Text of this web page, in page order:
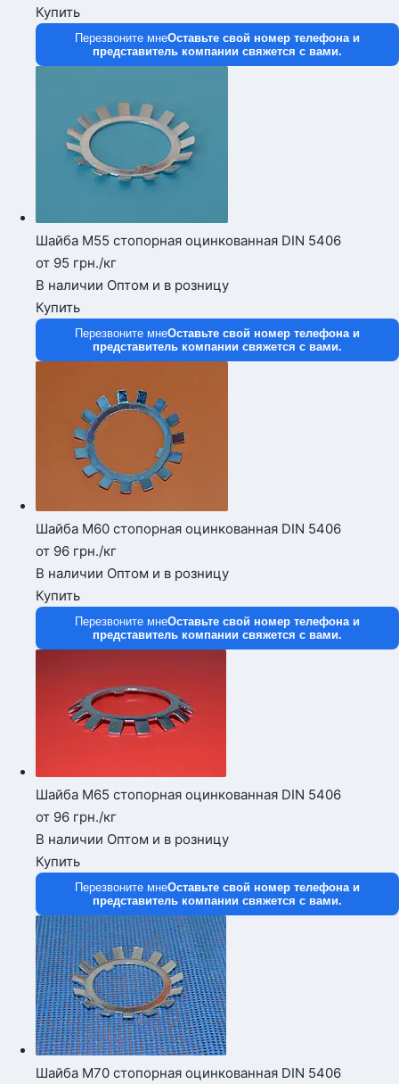
Купить
Перезвоните мнеОставьте свой номер телефона и
представитель компании свяжется с вами.
Шайба М55 стопорная оцинкованная DIN 5406
от 95 грн./кг
В наличии Оптом и в розницу
Купить
Перезвоните мнеОставьте свой номер телефона и
представитель компании свяжется с вами.
Шайба М60 стопорная оцинкованная DIN 5406
от 96 грн./кг
В наличии Оптом и в розницу
Купить
Перезвоните мнеОставьте свой номер телефона и
представитель компании свяжется с вами.
Шайба М65 стопорная оцинкованная DIN 5406
от 96 грн./кг
В наличии Оптом и в розницу
Купить
Перезвоните мнеОставьте свой номер телефона и
представитель компании свяжется с вами.
Шайба М70 стопорная оцинкованная DIN 5406